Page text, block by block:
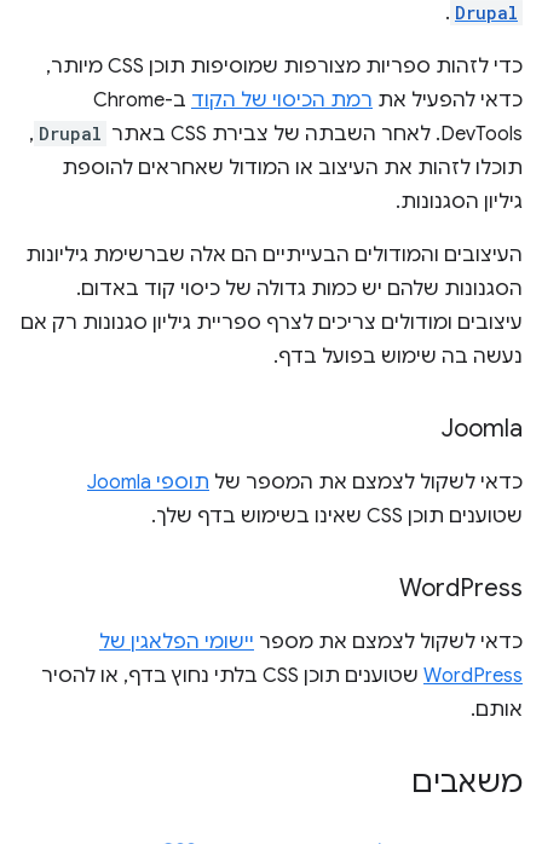
Drupal
.
כדי לזהות ספריות מצורפות שמוסיפות תוכן CSS מיותר,
כדאי להפעיל את רמת הכיסוי של הקוד
ב-Chrome
DevTools. לאחר השבתה של צבירת CSS באתר
Drupal
,
תוכלו לזהות את העיצוב או המודול שאחראים להוספת
גיליון הסגנונות.
העיצובים והמודולים הבעייתיים הם אלה שברשימת גיליונות
הסגנונות שלהם יש כמות גדולה של כיסוי קוד באדום.
עיצובים ומודולים צריכים לצרף ספריית גיליון סגנונות רק אם
נעשה בה שימוש בפועל בדף.
Joomla
כדאי לשקול לצמצם את המספר של תוספי Joomla
שטוענים תוכן CSS שאינו בשימוש בדף שלך.
WordPress
כדאי לשקול לצמצם את מספר יישומי הפלאגין של
WordPress
שטוענים תוכן CSS בלתי נחוץ בדף, או להסיר
אותם.
משאבים